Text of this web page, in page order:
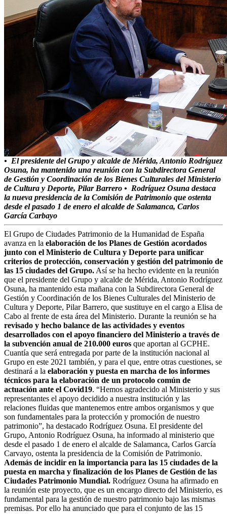
• El presidente del Grupo y alcalde de Mérida, Antonio Rodríguez
Osuna, ha mantenido una reunión con la Subdirectora General
de Gestión y Coordinación de los Bienes Culturales del Ministerio
de Cultura y Deporte, Pilar Barrero • Rodríguez Osuna destaca
la nueva presidencia de la Comisión de Patrimonio que ostenta
desde el pasado 1 de enero el alcalde de Salamanca, Carlos
García Carbayo
El Grupo de Ciudades Patrimonio de la Humanidad de España
avanza en la elaboración de los Planes de Gestión acordados
junto con el Ministerio de Cultura y Deporte para unificar
criterios de protección, conservación y gestión del patrimonio de
las 15 ciudades del Grupo.Así se ha hecho evidente en la reunión
que el presidente del Grupo y alcalde de Mérida, Antonio Rodríguez
Osuna, ha mantenido esta mañana con la Subdirectora General de
Gestión y Coordinación de los Bienes Culturales del Ministerio de
Cultura y Deporte, Pilar Barrero, que sustituye en el cargo a Elisa de
Cabo al frente de esta área del Ministerio. Durante la reunión se ha
revisado y hecho balance de las actividades y eventos
desarrollados con el apoyo financiero del Ministerio a través de
la subvención anual de 210.000 euros que aportan al GCPHE.
Cuantía que será entregada por parte de la institución nacional al
Grupo en este 2021 también, y para el que, entre otras cuestiones, se
destinará a la elaboración y puesta en marcha de los informes
técnicos para la elaboración de un protocolo común de
actuación ante el Covid19. “Hemos agradecido al Ministerio y sus
representantes el apoyo decidido a nuestra institución y las
relaciones fluidas que mantenemos entre ambos organismos y que
son fundamentales para la protección y promoción de nuestro
patrimonio”, ha destacado Rodríguez Osuna. El presidente del
Grupo, Antonio Rodríguez Osuna, ha informado al ministerio que
desde el pasado 1 de enero el alcalde de Salamanca, Carlos García
Carvayo, ostenta la presidencia de la Comisión de Patrimonio.
Además de incidir en la importancia para las 15 ciudades de la
puesta en marcha y finalización de los Planes de Gestión de las
Ciudades Patrimonio Mundial. Rodríguez Osuna ha afirmado en
la reunión este proyecto, que es un encargo directo del Ministerio, es
fundamental para la gestión de nuestro patrimonio bajo las mismas
premisas. Por ello ha anunciado que para el conjunto de las 15